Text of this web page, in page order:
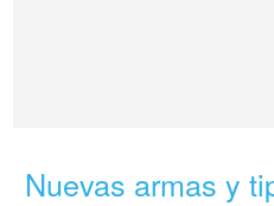
Nuevas armas y